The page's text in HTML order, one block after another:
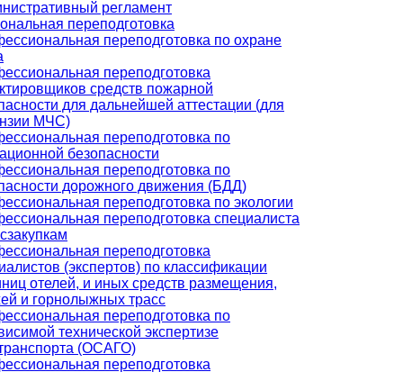
регламент
переподготовка
переподготовка по охране
переподготовка
средств пожарной
для дальнейшей аттестации (для
МЧС)
переподготовка по
безопасности
переподготовка по
дорожного движения (БДД)
переподготовка по экологии
переподготовка специалиста
переподготовка
(экспертов) по классификации
отелей, и иных средств размещения,
и горнолыжных трасс
переподготовка по
технической экспертизе
(ОСАГО)
переподготовка